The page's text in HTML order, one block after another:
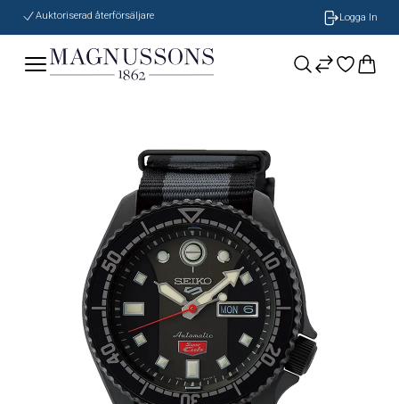
Auktoriserad återförsäljare Logga In